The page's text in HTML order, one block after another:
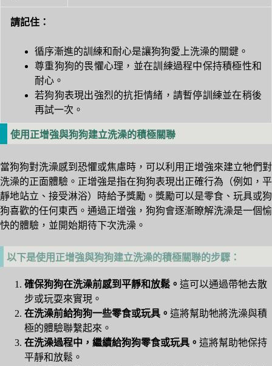
請記住：
循序漸進的訓練和耐心是讓狗狗愛上洗澡的關鍵。
尊重狗狗的畏懼心理，並在訓練過程中保持積極性和
耐心。
若狗狗表現出強烈的抗拒情緒，請暫停訓練並在稍後
再試一次。
使用正增強與狗狗建立洗澡的積極關聯
當狗狗對洗澡感到恐懼或焦慮時，可以利用正增強來建立牠們對
洗澡的正面體驗。正增強是指在狗狗表現出正確行為（例如，平
靜地站立、接受淋浴）時給予獎勵。獎勵可以是零食、玩具或狗
狗喜歡的任何東西。通過正增強，狗狗會逐漸瞭解洗澡是一個愉
快的體驗，並開始期待下次洗澡。
以下是使用正增強與狗狗建立洗澡的積極關聯的步驟：
確保狗狗在洗澡前感到平靜和放鬆。 這可以通過帶牠去散
步或玩耍來實現。
在洗澡前給狗狗一些零食或玩具。 這將幫助牠將洗澡與積
極的體驗聯繫起來。
在洗澡過程中，繼續給狗狗零食或玩具。 這將幫助牠保持
平靜和放鬆。